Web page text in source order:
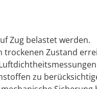
Zug belastet werden.
trockenen Zustand
zu